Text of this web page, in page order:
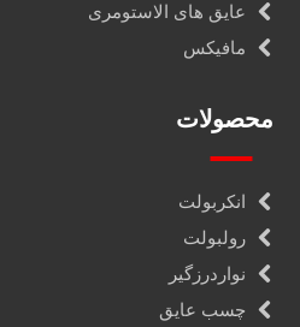
عایق های الاستومری
مافیکس
محصولات
انکربولت
رولبولت
نواردرزگیر
چسب عایق